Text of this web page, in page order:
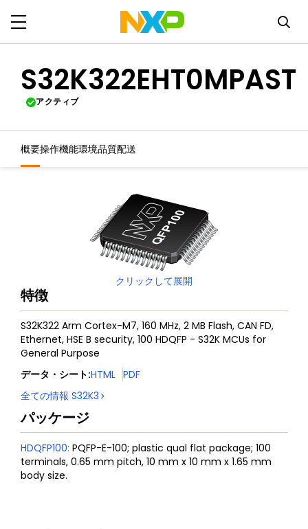
S32K322EHT0MPAST
アクティブ
概要操作機能環境品質配送
クリックして展開
特徴
S32K322 Arm Cortex-M7, 160 MHz, 2 MB Flash, CAN FD,
Ethernet, HSE B security, 100 HDQFP - S32K MCUs for
General Purpose
データ・シート:HTML PDF
全ての情報 S32K3
パッケージ
HDQFP100: PQFP-E-100; plastic qual flat package; 100
terminals, 0.65 mm pitch, 10 mm x 10 mm x 1.65 mm
body size.